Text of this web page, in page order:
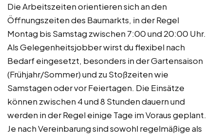
Die Arbeitszeiten orientieren sich an den
Öffnungszeiten des Baumarkts, in der Regel
Montag bis Samstag zwischen 7:00 und 20:00 Uhr.
Als Gelegenheitsjobber wirst du flexibel nach
Bedarf eingesetzt, besonders in der Gartensaison
(Frühjahr/Sommer) und zu Stoßzeiten wie
Samstagen oder vor Feiertagen. Die Einsätze
können zwischen 4 und 8 Stunden dauern und
werden in der Regel einige Tage im Voraus geplant.
Je nach Vereinbarung sind sowohl regelmäßige als